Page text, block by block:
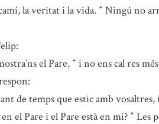
la veritat i la vida. * Ningú no
el Pare, * i no ens cal res
de temps que estic amb vosaltres,
el Pare i el Pare està en mi? * Les